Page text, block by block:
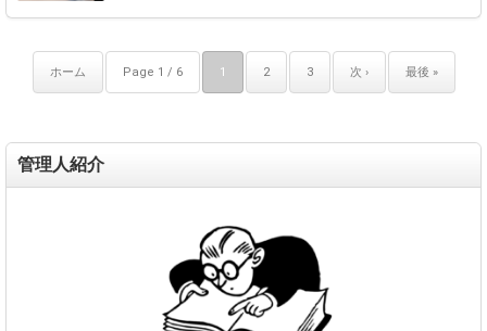
ホーム Page 1 / 6 1 2 3 次 › 最後 »
管理人紹介